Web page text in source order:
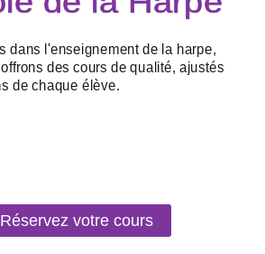
Réservez votre cours